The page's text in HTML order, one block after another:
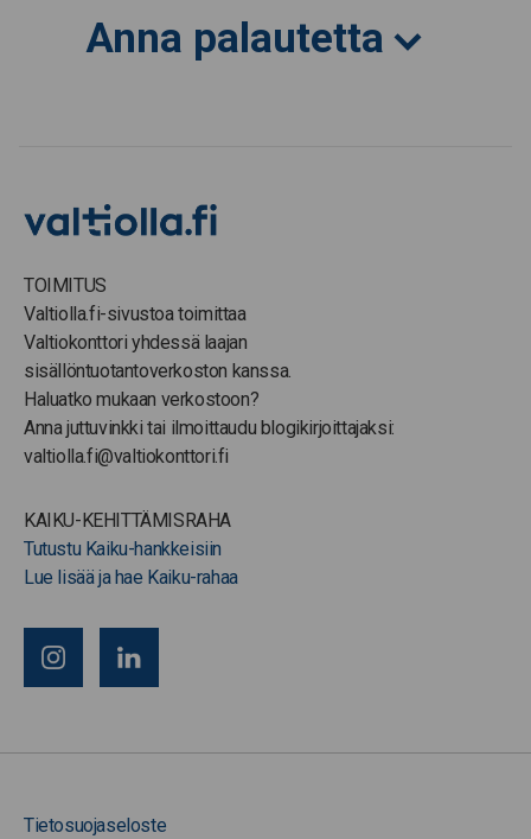
Anna palautetta
TOIMITUS
Valtiolla.fi-sivustoa toimittaa
Valtiokonttori yhdessä laajan
sisällöntuotantoverkoston kanssa.
Haluatko mukaan verkostoon?
Anna juttuvinkki tai ilmoittaudu blogikirjoittajaksi:
valtiolla.fi@valtiokonttori.fi
KAIKU-KEHITTÄMISRAHA
Tutustu Kaiku-hankkeisiin
Lue lisää ja hae Kaiku-rahaa
Tietosuojaseloste